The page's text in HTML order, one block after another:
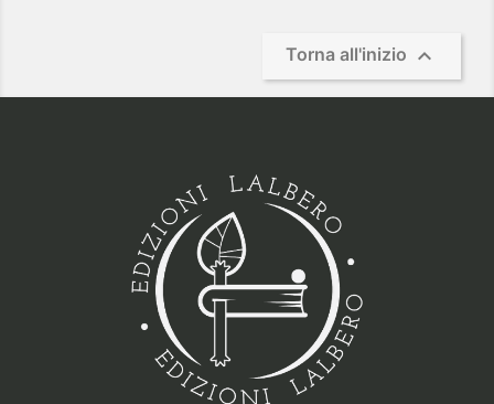
Torna all'inizio 